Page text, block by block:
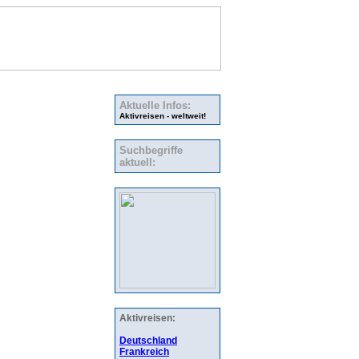
Aktuelle Infos:
Aktivreisen - weltweit!
Suchbegriffe
aktuell:
Aktivreisen:
Deutschland
Frankreich